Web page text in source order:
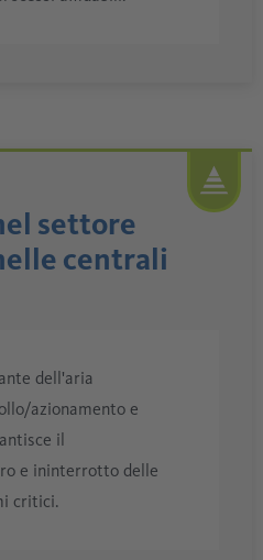
settore
centrali
dell'aria
azionamento e
il
e ininterrotto delle
critici.